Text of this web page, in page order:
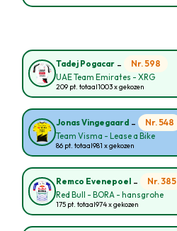
Tadej Pogacar - Nr. 598
UAE Team Emirates - XRG
209 pt. totaal1003 x gekozen
Jonas Vingegaard - Nr. 548
Team Visma - Lease a Bike
86 pt. totaal981 x gekozen
Remco Evenepoel - Nr. 385
Red Bull - BORA - hansgrohe
175 pt. totaal974 x gekozen